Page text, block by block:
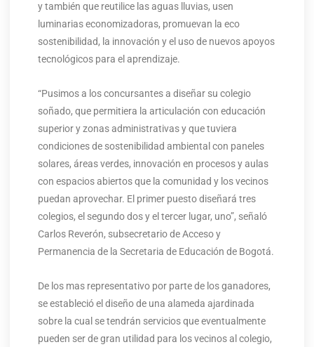
y también que reutilice las aguas lluvias, usen
luminarias economizadoras, promuevan la eco
sostenibilidad, la innovación y el uso de nuevos apoyos
tecnológicos para el aprendizaje.
“Pusimos a los concursantes a diseñar su colegio
soñado, que permitiera la articulación con educación
superior y zonas administrativas y que tuviera
condiciones de sostenibilidad ambiental con paneles
solares, áreas verdes, innovación en procesos y aulas
con espacios abiertos que la comunidad y los vecinos
puedan aprovechar. El primer puesto diseñará tres
colegios, el segundo dos y el tercer lugar, uno”, señaló
Carlos Reverón, subsecretario de Acceso y
Permanencia de la Secretaria de Educación de Bogotá.
De los mas representativo por parte de los ganadores,
se estableció el diseño de una alameda ajardinada
sobre la cual se tendrán servicios que eventualmente
pueden ser de gran utilidad para los vecinos al colegio,